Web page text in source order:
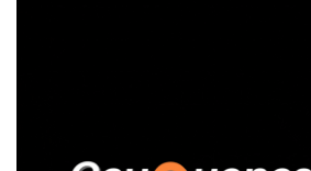
trabajadores, el edil descendió del